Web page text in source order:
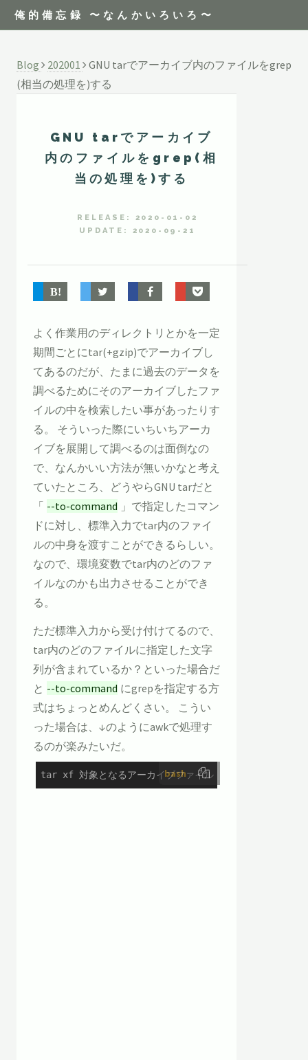
俺的備忘録 〜なんかいろいろ〜
Blog 202001
GNU tarでアーカイブ内のファイルをgrep
(相当の処理を)する
GNU tarでアーカイブ
内のファイルをgrep(相
当の処理を)する
RELEASE: 2020-01-02
UPDATE: 2020-09-21
よく作業用のディレクトリとかを一定
期間ごとにtar(+gzip)でアーカイブし
てあるのだが、たまに過去のデータを
調べるためにそのアーカイブしたファ
イルの中を検索したい事があったりす
る。 そういった際にいちいちアーカ
イブを展開して調べるのは面倒なの
で、なんかいい方法が無いかなと考え
ていたところ、どうやらGNU tarだと
「 --to-command 」で指定したコマン
ドに対し、標準入力でtar内のファイ
ルの中身を渡すことができるらしい。
なので、環境変数でtar内のどのファ
イルなのかも出力させることができ
る。
ただ標準入力から受け付けてるので、
tar内のどのファイルに指定した文字
列が含まれているか？といった場合だ
と --to-command にgrepを指定する方
式はちょっとめんどくさい。 こうい
った場合は、↓のようにawkで処理す
るのが楽みたいだ。
bash
tar xf 対象となるアーカイブファイル --to-command